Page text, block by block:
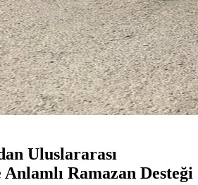
Uluslararası
Ramazan Desteği